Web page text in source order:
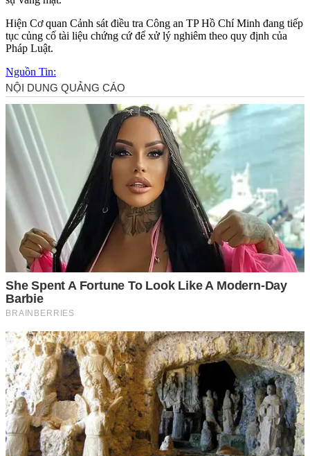
Hiện Cơ quan Cảnh sát điều tra Công an TP Hồ Chí Minh đang tiếp
tục củng cố tài liệu chứng cứ để xử lý nghiêm theo quy định của
Pháp Luật.
Nguồn Tin: